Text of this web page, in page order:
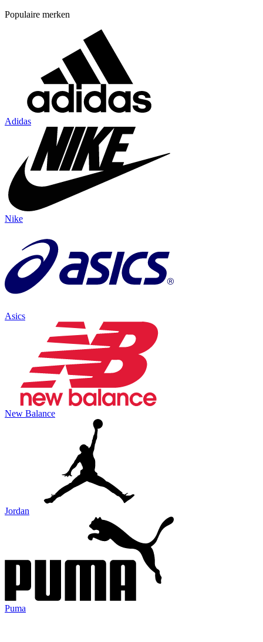
Populaire merken
Adidas
Nike
Asics
New Balance
Jordan
Puma